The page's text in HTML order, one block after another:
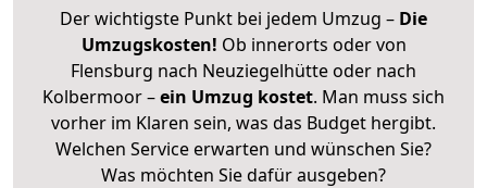
Der wichtigste Punkt bei jedem Umzug – Die
Umzugskosten! Ob innerorts oder von
Flensburg nach Neuziegelhütte oder nach
Kolbermoor –ein Umzug kostet. Man muss sich
vorher im Klaren sein, was das Budget hergibt.
Welchen Service erwarten und wünschen Sie?
Was möchten Sie dafür ausgeben?